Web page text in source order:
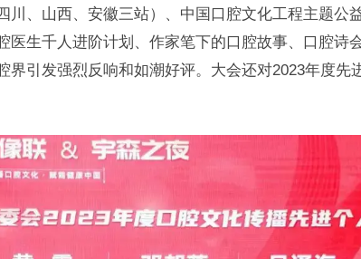
川、山西、安徽三站）、中国口腔文化工程主题公
医生千人进阶计划、作家笔下的口腔故事、口腔诗
界引发强烈反响和如潮好评。大会还对2023年度先